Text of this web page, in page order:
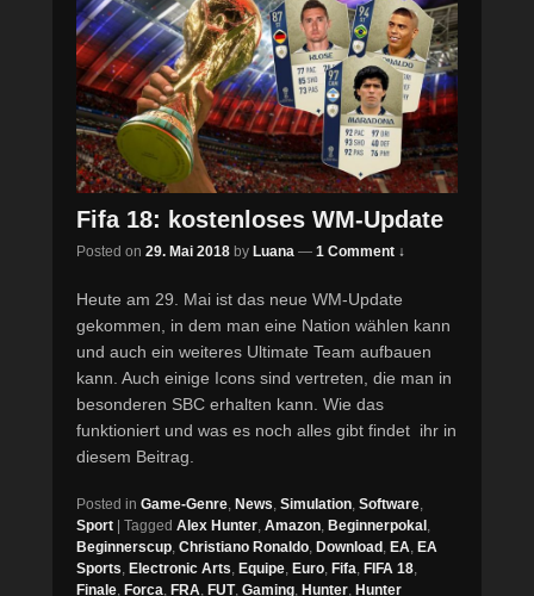
Fifa 18: kostenloses WM-Update
Posted on 29. Mai 2018 by Luana — 1 Comment ↓
Heute am 29. Mai ist das neue WM-Update
gekommen, in dem man eine Nation wählen kann
und auch ein weiteres Ultimate Team aufbauen
kann. Auch einige Icons sind vertreten, die man in
besonderen SBC erhalten kann. Wie das
funktioniert und was es noch alles gibt findet ihr in
diesem Beitrag.
Posted in Game-Genre News Simulation Software
Sport | Tagged Alex Hunter Amazon Beginnerpokal
Beginnerscup Christiano Ronaldo Download EA EA
Sports Electronic Arts Equipe Euro Fifa FIFA 18
Finale Forca FRA FUT, Gaming Hunter Hunter